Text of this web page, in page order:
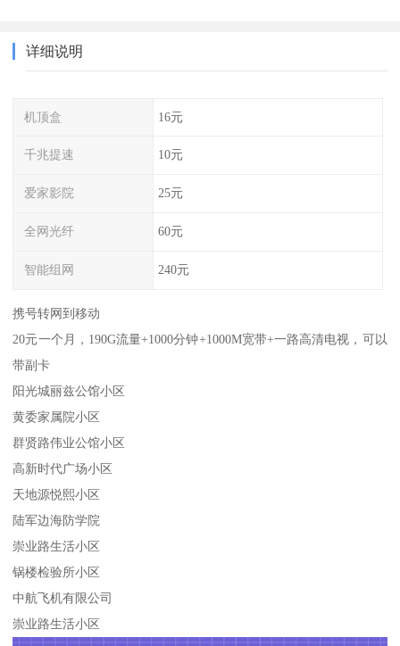
详细说明
机顶盒 16元
千兆提速 10元
爱家影院 25元
全网光纤 60元
智能组网 240元
携号转网到移动
20元一个月，190G流量+1000分钟+1000M宽带+一路高清电视，可以
带副卡
阳光城丽兹公馆小区
黄委家属院小区
群贤路伟业公馆小区
高新时代广场小区
天地源悦熙小区
陆军边海防学院
崇业路生活小区
锅楼检验所小区
中航飞机有限公司
崇业路生活小区